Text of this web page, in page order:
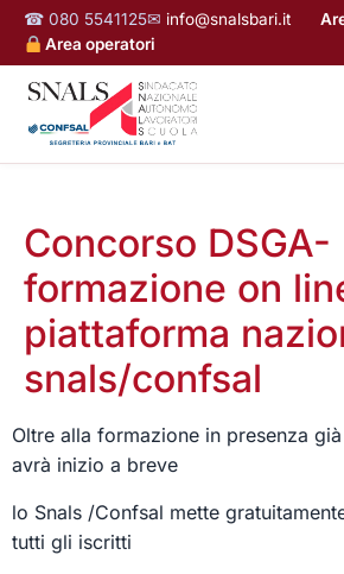
☎ 080 5541125✉ info@snalsbari.it
Area operatori
Concorso DSGA-
formazione on
piattaforma
snals/confsal
Oltre alla formazione in presenza
avrà inizio a breve
lo Snals /Confsal mette
tutti gli iscritti